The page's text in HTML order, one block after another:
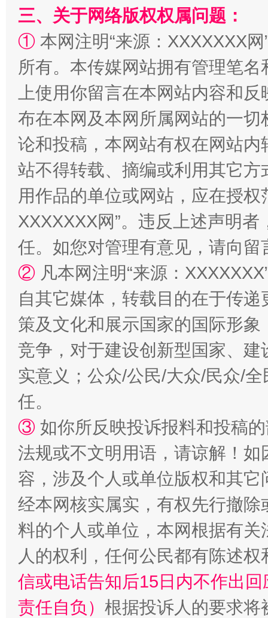
国家大学科技园优化重塑工作
扯下公款旅游的“隐身衣” 如何以
“蜀中异人”王建安的艺术幻境
三、关于网络版权权属问题：
① 本网注明“来源：XXXXXXX
所有。本传媒网站拥有管理笔
上使用你留言在本网站内容和
布在本网及本网所属网站的一
论和投稿，本网站有权在网站
站不得转载、摘编或利用其它
用作品的单位或网站，应在授
XXXXXXX网”。违反上述声明
任。如您对管理有意见，请向
② 凡本网注明“来源：
自其它媒体，转载目的在于传
策及文化和展示国家的国际形
竞争，对于建设创新型国家、
实意义；公众/公民/大众/民众/
任。
③ 如你所反映投诉报料和投稿
法规或不文明用语，请谅解！
容，涉及个人或单位版权和其它
经本网核实属实，有权先行撤
料的个人或单位，本网根据有
人的权利，任何公民都有陈述
信或电话告知后15日内不作出
责任自负） 根据投诉人的要求将